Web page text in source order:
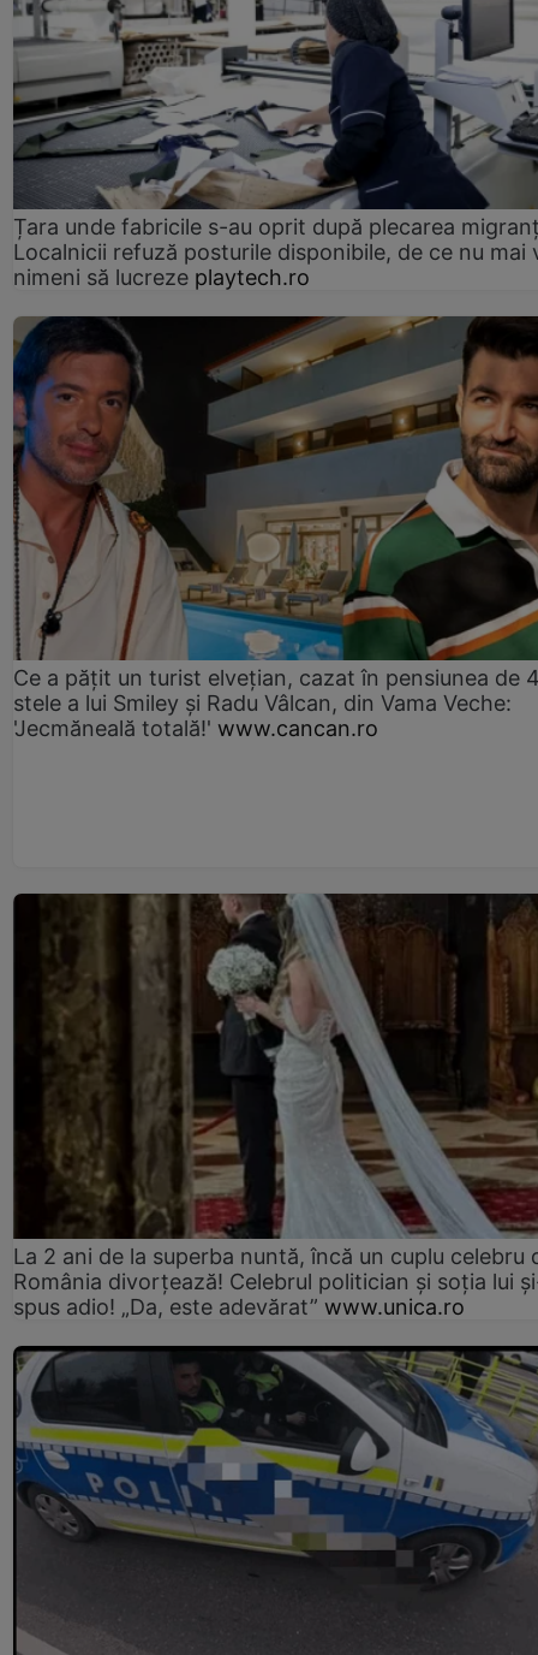
Țara unde fabricile s-au oprit după plecarea
Localnicii refuză posturile disponibile, de ce nu mai
nimeni să lucreze playtech.ro
Ce a pățit un turist elvețian, cazat în pensiunea de
stele a lui Smiley și Radu Vâlcan, din Vama Veche:
'Jecmăneală totală!' www.cancan.ro
La 2 ani de la superba nuntă, încă un cuplu celebru
România divorțează! Celebrul politician și soția lui
spus adio! „Da, este adevărat” www.unica.ro